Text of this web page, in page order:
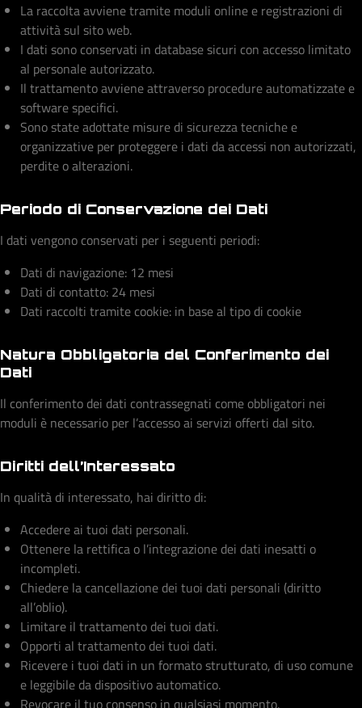
La raccolta avviene tramite moduli online e registrazioni di
attività sul sito web.
I dati sono conservati in database sicuri con accesso limitato
al personale autorizzato.
Il trattamento avviene attraverso procedure automatizzate e
software specifici.
Sono state adottate misure di sicurezza tecniche e
organizzative per proteggere i dati da accessi non autorizzati,
perdite o alterazioni.
Periodo di Conservazione dei Dati
I dati vengono conservati per i seguenti periodi:
Dati di navigazione: 12 mesi
Dati di contatto: 24 mesi
Dati raccolti tramite cookie: in base al tipo di cookie
Natura Obbligatoria del Conferimento dei
Dati
Il conferimento dei dati contrassegnati come obbligatori nei
moduli è necessario per l’accesso ai servizi offerti dal sito.
Diritti dell’Interessato
In qualità di interessato, hai diritto di:
Accedere ai tuoi dati personali.
Ottenere la rettifica o l’integrazione dei dati inesatti o
incompleti.
Chiedere la cancellazione dei tuoi dati personali (diritto
all’oblio).
Limitare il trattamento dei tuoi dati.
Opporti al trattamento dei tuoi dati.
Ricevere i tuoi dati in un formato strutturato, di uso comune
e leggibile da dispositivo automatico.
Revocare il tuo consenso in qualsiasi momento.